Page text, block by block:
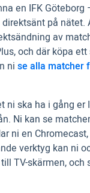
en IFK Göteborg
på nätet.
av
och där köpa
ni se alla matcher
ni ska ha i gång er
Ni kan se
ni en
verktyg kan ni
till TV-skärmen, och